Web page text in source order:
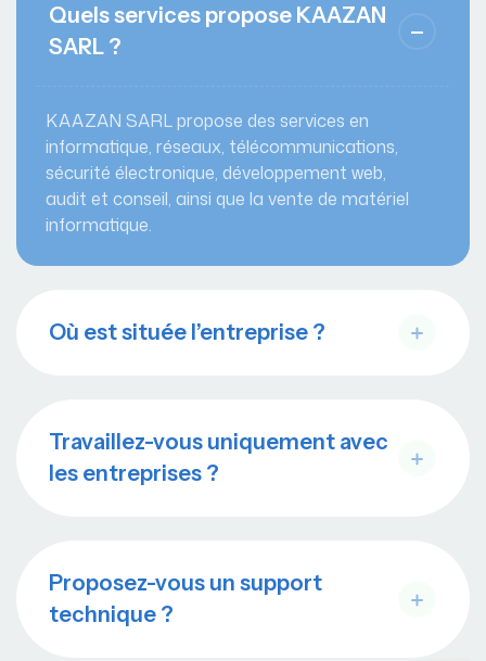
Quels services propose KAAZAN
SARL ?
KAAZAN SARL propose des services en
informatique, réseaux, télécommunications,
sécurité électronique, développement web,
audit et conseil, ainsi que la vente de matériel
informatique.
Où est située l’entreprise ?
Travaillez-vous uniquement avec
les entreprises ?
Proposez-vous un support
technique ?